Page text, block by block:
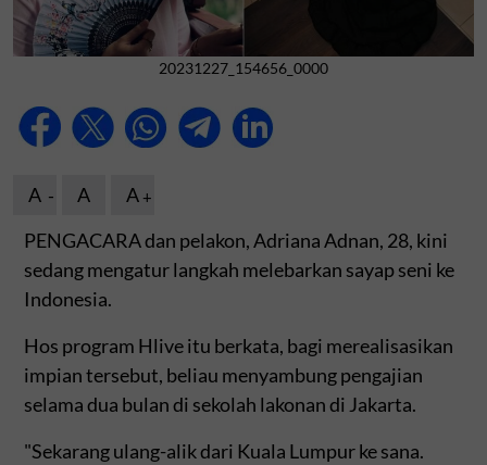
20231227_154656_0000
A A
A
PENGACARA dan pelakon, Adriana Adnan, 28, kini
sedang mengatur langkah melebarkan sayap seni ke
Indonesia.
Hos program Hlive itu berkata, bagi merealisasikan
impian tersebut, beliau menyambung pengajian
selama dua bulan di sekolah lakonan di Jakarta.
"Sekarang ulang-alik dari Kuala Lumpur ke sana.